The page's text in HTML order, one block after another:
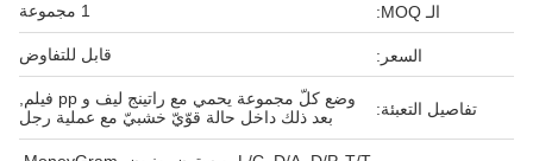
الـ MOQ: 1 مجموعة
السعر: قابل للتفاوض
تفاصيل التعبئة:
وضع كلّ مجموعة يحمي مع راتينج ليف و pp فيلم,
بعد ذلك داخل حالة قوّيّ خشبيّ مع عملية رجل